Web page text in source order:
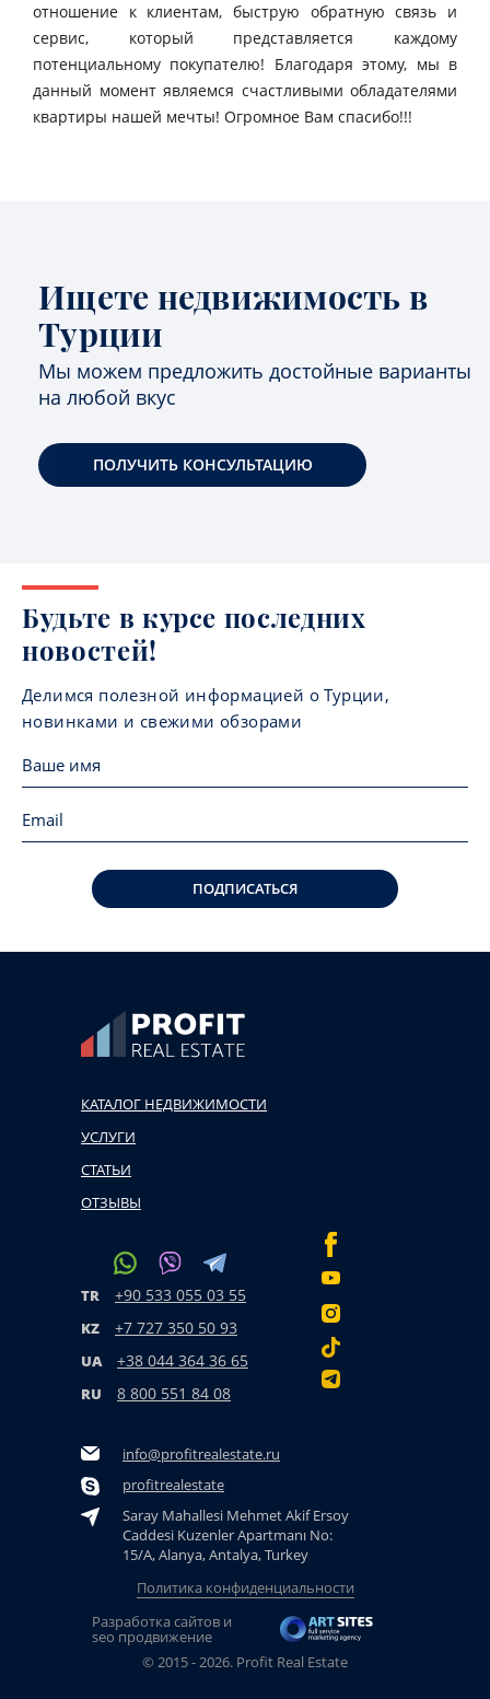
отношение к клиентам, быструю обратную связь и
сервис, который представляется каждому
потенциальному покупателю! Благодаря этому, мы в
данный момент являемся счастливыми обладателями
квартиры нашей мечты! Огромное Вам спасибо!!!
Ищете недвижимость в
Турции
Мы можем предложить достойные варианты
на любой вкус
ПОЛУЧИТЬ КОНСУЛЬТАЦИЮ
Будьте в курсе последних
новостей!
Делимся полезной информацией о Турции,
новинками и свежими обзорами
ПОДПИСАТЬСЯ
КАТАЛОГ НЕДВИЖИМОСТИ
УСЛУГИ
СТАТЬИ
ОТЗЫВЫ
TR +90 533 055 03 55
KZ +7 727 350 50 93
UA +38 044 364 36 65
RU 8 800 551 84 08
info@profitrealestate.ru
profitrealestate
Saray Mahallesi Mehmet Akif Ersoy
Caddesi Kuzenler Apartmanı No:
15/A, Alanya, Antalya, Turkey
© 2015 - 2026. Profit Real Estate
Политика конфиденциальности
Разработка сайтов и
seo продвижение